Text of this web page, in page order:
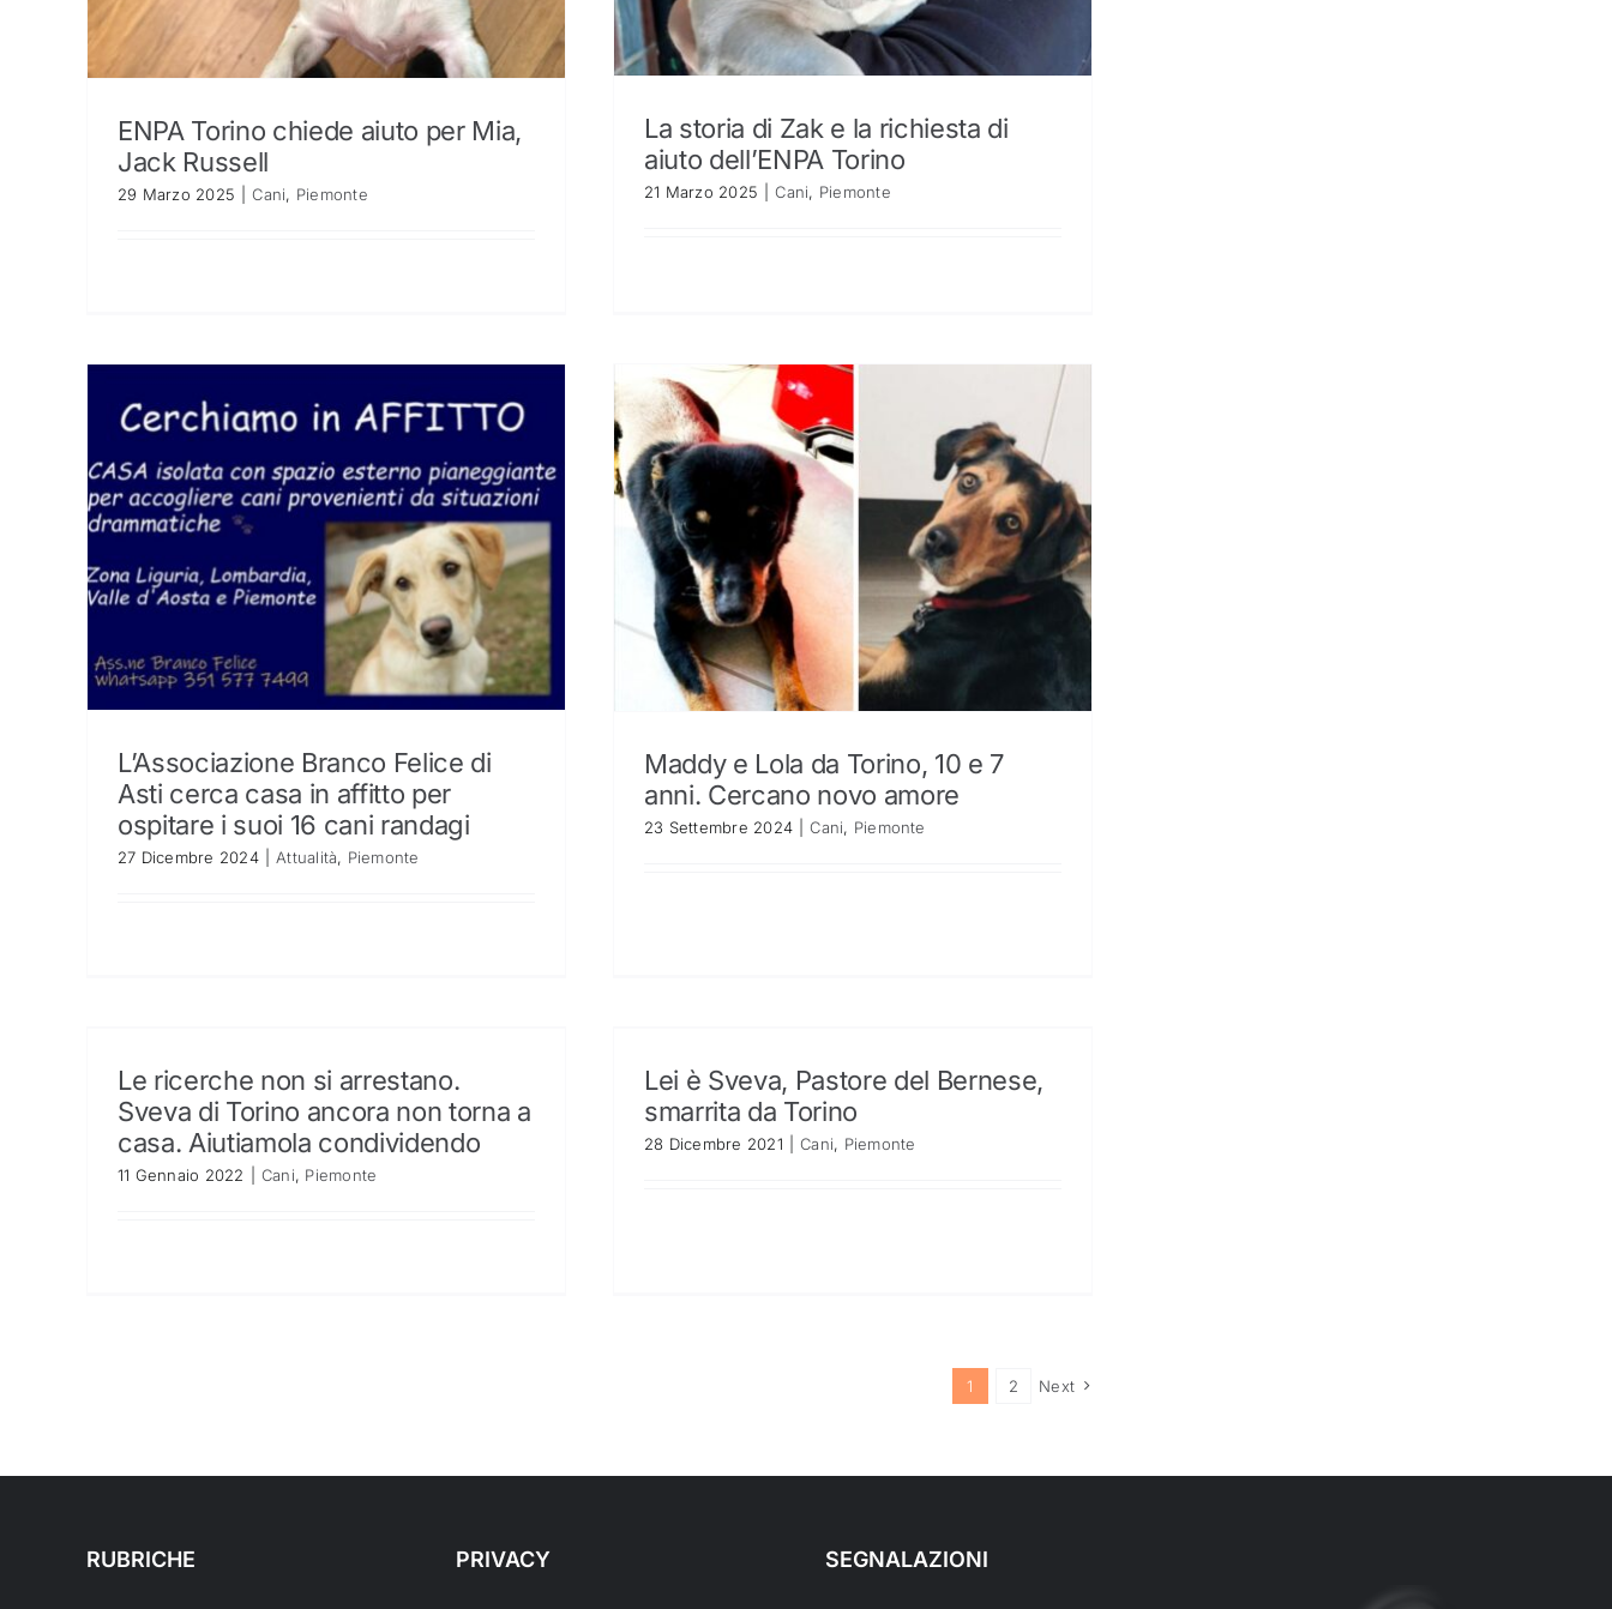
ENPA Torino chiede aiuto per Mia,
Jack Russell
29 Marzo 2025 Cani, Piemonte
La storia di Zak e la richiesta di
aiuto dell’ENPA Torino
21 Marzo 2025 Cani, Piemonte
L’Associazione Branco Felice di
Asti cerca casa in affitto per
ospitare i suoi 16 cani randagi
27 Dicembre 2024 Attualità, Piemonte
Maddy e Lola da Torino, 10 e 7
anni. Cercano novo amore
23 Settembre 2024 Cani, Piemonte
Le ricerche non si arrestano.
Sveva di Torino ancora non torna a
casa. Aiutiamola condividendo
11 Gennaio 2022 Cani, Piemonte
Lei è Sveva, Pastore del Bernese,
smarrita da Torino
28 Dicembre 2021 Cani, Piemonte
1 2 Next
RUBRICHE PRIVACY SEGNALAZIONI